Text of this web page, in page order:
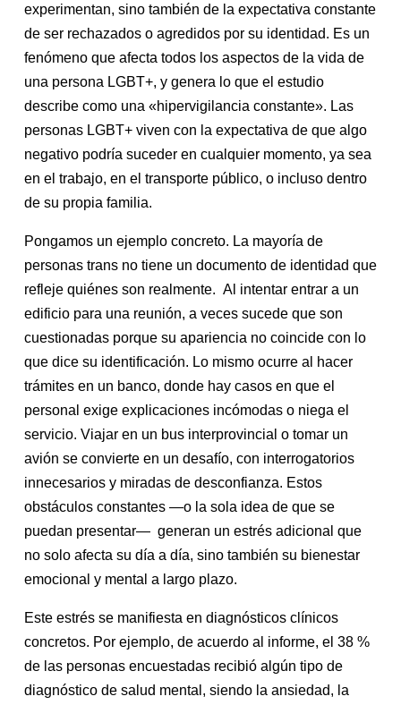
experimentan, sino también de la expectativa constante
de ser rechazados o agredidos por su identidad. Es un
fenómeno que afecta todos los aspectos de la vida de
una persona LGBT+, y genera lo que el estudio
describe como una «hipervigilancia constante». Las
personas LGBT+ viven con la expectativa de que algo
negativo podría suceder en cualquier momento, ya sea
en el trabajo, en el transporte público, o incluso dentro
de su propia familia.
Pongamos un ejemplo concreto. La mayoría de
personas trans no tiene un documento de identidad que
refleje quiénes son realmente. Al intentar entrar a un
edificio para una reunión, a veces sucede que son
cuestionadas porque su apariencia no coincide con lo
que dice su identificación. Lo mismo ocurre al hacer
trámites en un banco, donde hay casos en que el
personal exige explicaciones incómodas o niega el
servicio. Viajar en un bus interprovincial o tomar un
avión se convierte en un desafío, con interrogatorios
innecesarios y miradas de desconfianza. Estos
obstáculos constantes —o la sola idea de que se
puedan presentar— generan un estrés adicional que
no solo afecta su día a día, sino también su bienestar
emocional y mental a largo plazo.
Este estrés se manifiesta en diagnósticos clínicos
concretos. Por ejemplo, de acuerdo al informe, el 38 %
de las personas encuestadas recibió algún tipo de
diagnóstico de salud mental, siendo la ansiedad, la